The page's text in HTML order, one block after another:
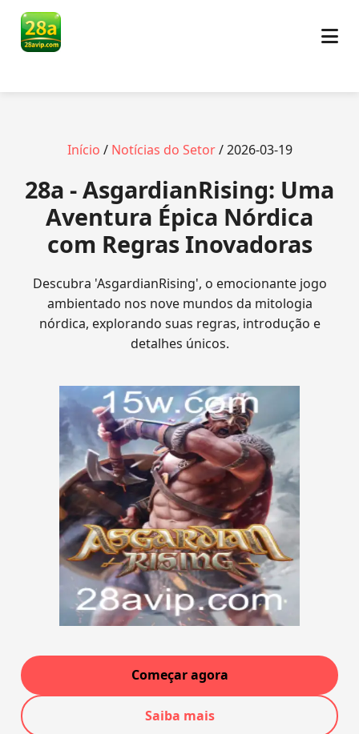
Início / Notícias do Setor/ 2026-03-19
28a - AsgardianRising: Uma
Aventura Épica Nórdica
com Regras Inovadoras
Descubra 'AsgardianRising', o emocionante jogo
ambientado nos nove mundos da mitologia
nórdica, explorando suas regras, introdução e
detalhes únicos.
Começar agora
Saiba mais